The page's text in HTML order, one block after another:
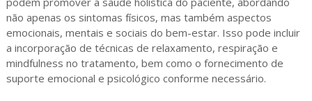
não apenas os sintomas físicos, mas também aspectos
emocionais, mentais e sociais do bem-estar. Isso pode incluir
a incorporação de técnicas de relaxamento, respiração e
mindfulness no tratamento, bem como o fornecimento de
suporte emocional e psicológico conforme necessário.